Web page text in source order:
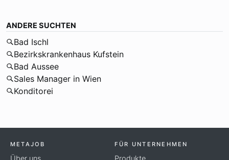
ANDERE SUCHTEN
Bad Ischl
Bezirkskrankenhaus Kufstein
Bad Aussee
Sales Manager in Wien
Konditorei
METAJOB FÜR UNTERNEHMEN